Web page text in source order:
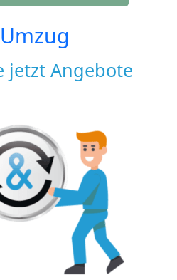
jetzt Angebote